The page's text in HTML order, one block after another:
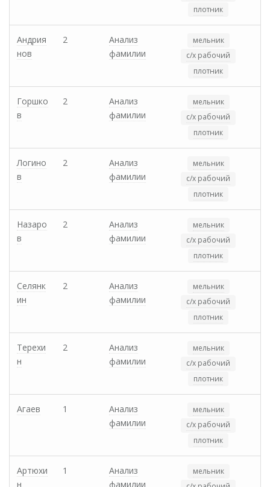
плотник
Андрия
нов
2
Анализ
фамилии
мельник
с/х рабочий
плотник
Горшко
в
2
Анализ
фамилии
мельник
с/х рабочий
плотник
Логино
в
2
Анализ
фамилии
мельник
с/х рабочий
плотник
Назаро
в
2
Анализ
фамилии
мельник
с/х рабочий
плотник
Селянк
ин
2
Анализ
фамилии
мельник
с/х рабочий
плотник
Терехи
н
2
Анализ
фамилии
мельник
с/х рабочий
плотник
Агаев 1
Анализ
фамилии
мельник
с/х рабочий
плотник
Артюхи
н
1
Анализ
фамилии
мельник